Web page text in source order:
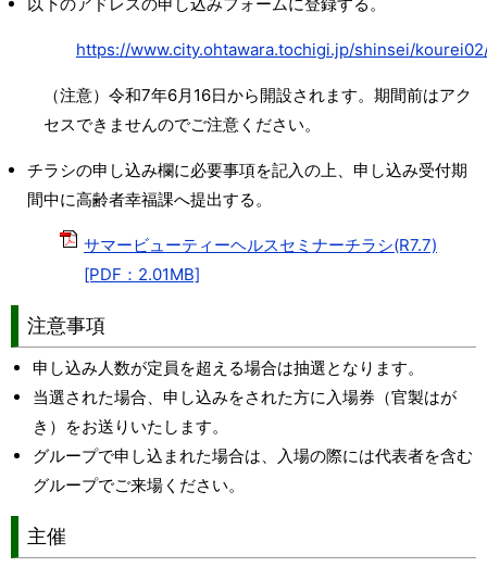
https://www.city.ohtawara.tochigi.jp/shinsei/
（注意）令和7年6月16日から開設されます。期間前はアク
セスできませんのでご注意ください。
チラシの申し込み欄に必要事項を記入の上、申し込み受付期
間中に高齢者幸福課へ提出する。
サマービューティーヘルスセミナーチラシ(R7.7)
[PDF：2.01MB]
注意事項
申し込み人数が定員を超える場合は抽選となります。
当選された場合、申し込みをされた方に入場券（官製はが
き）をお送りいたします。
グループで申し込まれた場合は、入場の際には代表者を含む
グループでご来場ください。
主催